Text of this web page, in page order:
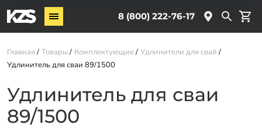
8 (800) 222-76-17
Винтовые сваи
Комплектующие
Услуги
О компании
Новости
Главная Товары Комплектующие
Удлинители для свай
Удлинитель для сваи 89/1500
Удлинитель для сваи
89/1500